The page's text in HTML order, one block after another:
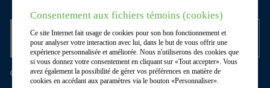
Consentement aux fichiers témoins (cookies)
Ce site Internet fait usage de cookies pour son bon fonctionnement et
pour analyser votre interaction avec lui, dans le but de vous offrir une
expérience personnalisée et améliorée. Nous n'utiliserons des cookies que
si vous donnez votre consentement en cliquant sur «Tout accepter». Vous
avez également la possibilité de gérer vos préférences en matière de
cookies en accédant aux paramètres via le bouton «Personnaliser».
Accédez au centre documentaire
privé
Gérer mes témoins (cookies)